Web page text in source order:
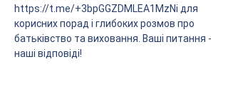
https://t.me/+3bpGGZDMLEA1MzNi для
корисних порад і глибоких розмов про
батьківство та виховання. Ваші питання -
наші відповіді!